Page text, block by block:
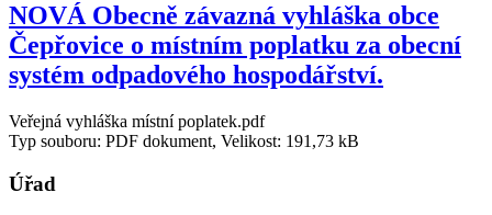
NOVÁ Obecně závazná vyhláška obce
Čepřovice o místním poplatku za obecní
systém odpadového hospodářství.
Veřejná vyhláška místní poplatek.pdf
Typ souboru: PDF dokument, Velikost: 191,73 kB
Úřad